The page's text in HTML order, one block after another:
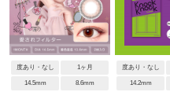
度あり・なし 1ヶ月
14.5mm 8.6mm
度あり・なし
14.2mm